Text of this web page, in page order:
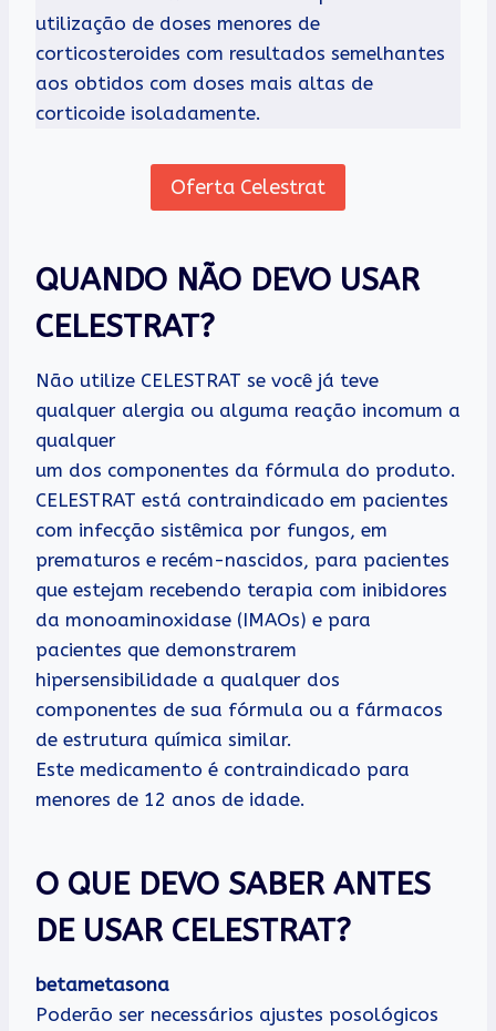
utilização de doses menores de
corticosteroides com resultados semelhantes
aos obtidos com doses mais altas de
corticoide isoladamente.
Oferta Celestrat
QUANDO NÃO DEVO USAR
CELESTRAT?
Não utilize CELESTRAT se você já teve
qualquer alergia ou alguma reação incomum a
qualquer
um dos componentes da fórmula do produto.
CELESTRAT está contraindicado em pacientes
com infecção sistêmica por fungos, em
prematuros e recém-nascidos, para pacientes
que estejam recebendo terapia com inibidores
da monoaminoxidase (IMAOs) e para
pacientes que demonstrarem
hipersensibilidade a qualquer dos
componentes de sua fórmula ou a fármacos
de estrutura química similar.
Este medicamento é contraindicado para
menores de 12 anos de idade.
O QUE DEVO SABER ANTES
DE USAR CELESTRAT?
betametasona
Poderão ser necessários ajustes posológicos